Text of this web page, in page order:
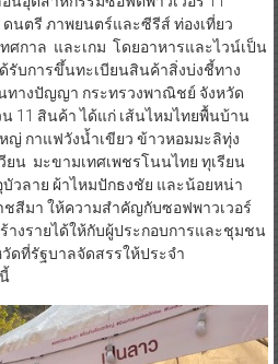
นตรี ภาพยนตร์และซีรีส์ ท่องเที่ยว
ศกาล และเกม โดยอาหารและไวน์เป็น
รับการขึ้นทะเบียนสินค้าสิ่งบ่งชี้ทาง
ทางปัญญา กระทรวงพาณิชย์ จังหวัด
11 สินค้า ได้แก่ เส้นไหมไทยพื้นบ้าน
ญ่ กาแฟวังน้ำเขียว ข้าวหอมมะลิทุ่ง
ยน มะขามเทศเพชรโนนไทย ทุเรียน
วลาย ผ้าไหมปักธงชัย และน้อยหน่า
สีมา ให้ความสำคัญกับซอฟพาวเวอร์
างรายได้ให้กับผู้ประกอบการและชุมชน
ดที่รัฐบาลจัดสรรให้ประจำ